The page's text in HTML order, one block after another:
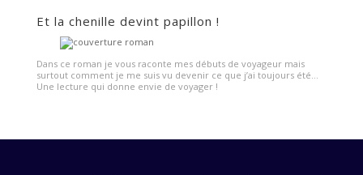
Et la chenille devint papillon !
Dans ce roman je vous raconte mes débuts de voyageur mais
surtout comment je me suis vu devenir ce que j’ai toujours été…
Une lecture qui donne envie de voyager !